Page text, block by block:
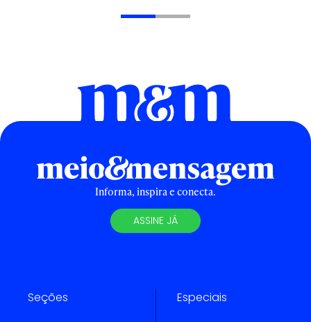
Informa, inspira e conecta.
ASSINE JÁ
Seções Especiais